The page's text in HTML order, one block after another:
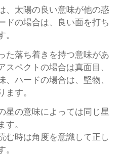
、太陽の良い意味が他の惑
ドの場合は、良い面を打ち
。
た落ち着きを持つ意味があ
スペクトの場合は真面目、
、ハードの場合は、堅物、
ます。
星の意味によっては同じ星
す。
む時は角度を意識して正し
。